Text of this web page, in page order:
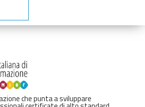
che punta a sviluppare